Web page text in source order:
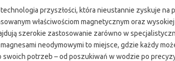
przyszłości, która nieustannie zyskuje na
właściwościom magnetycznym oraz
szerokie zastosowanie zarówno w
neodymowymi to miejsce, gdzie każdy
potrzeb – od poszukiwań w wodzie po